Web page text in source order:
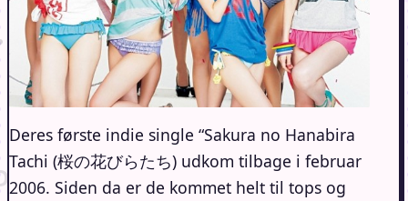
Deres første indie single “Sakura no Hanabira
Tachi (桜の花びらたち) udkom tilbage i februar
2006. Siden da er de kommet helt til tops og